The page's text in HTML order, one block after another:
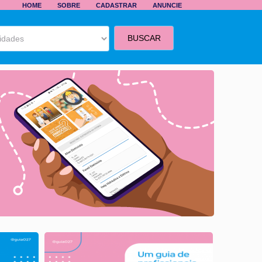
HOME SOBRE CADASTRAR ANUNCIE